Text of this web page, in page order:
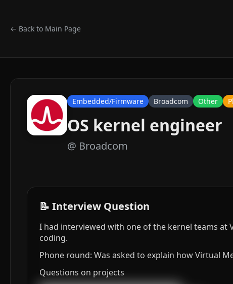
← Back to Main Page
Embedded/Firmware Broadcom Other
OS kernel engineer
@ Broadcom
📝 Interview Question
I had interviewed with one of the kernel teams at
coding.
Phone round: Was asked to explain how Virtual
Questions on projects